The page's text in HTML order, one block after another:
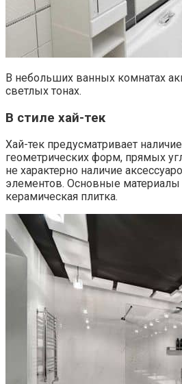
В небольших ванных комнатах
светлых тонах.
В стиле хай-тек
Хай-тек предусматривает
геометрических форм, прямых
не характерно наличие
элементов. Основные материалы
керамическая плитка.